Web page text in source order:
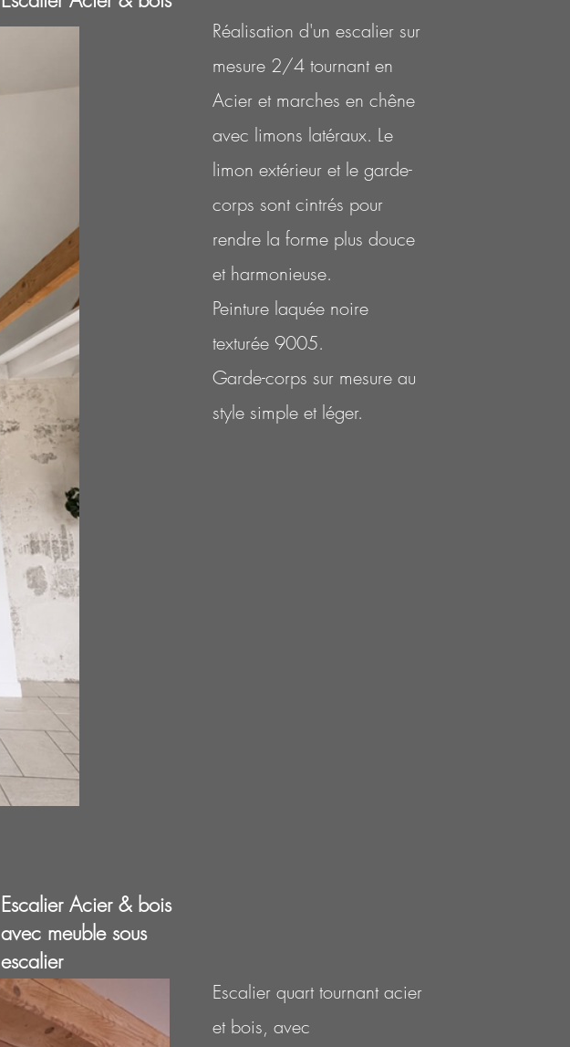
Réalisation d'un escalier sur
mesure 2/4 tournant en
Acier et marches en chêne
avec limons latéraux. Le
limon extérieur et le garde-
corps sont cintrés pour
rendre la forme plus douce
et harmonieuse.
Peinture laquée noire
texturée 9005.
Garde-corps sur mesure au
style simple et léger.
Escalier Acier & bois
avec meuble sous
escalier
Escalier quart tournant acier
et bois, avec